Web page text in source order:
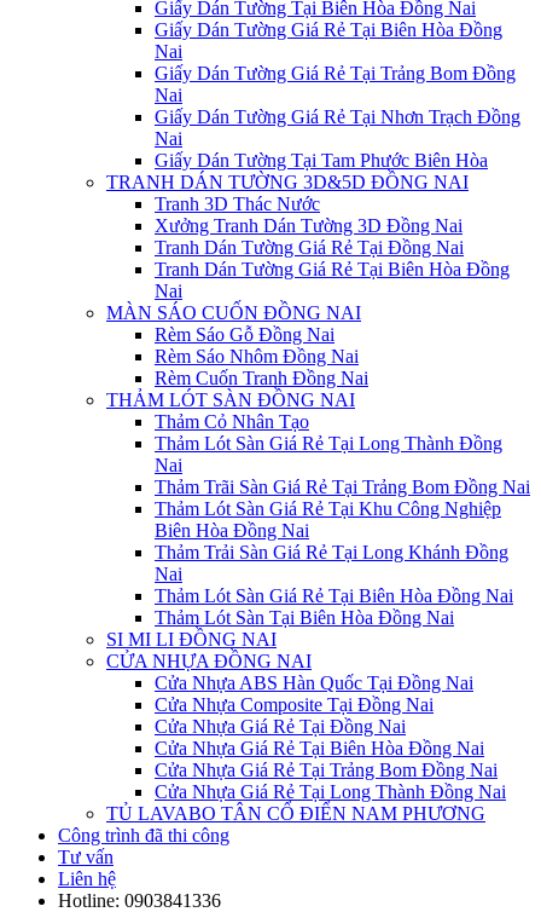
Giấy Dán Tường Tại Biên Hòa Đồng Nai
Giấy Dán Tường Giá Rẻ Tại Biên Hòa Đồng
Nai
Giấy Dán Tường Giá Rẻ Tại Trảng Bom Đồng
Nai
Giấy Dán Tường Giá Rẻ Tại Nhơn Trạch Đồng
Nai
Giấy Dán Tường Tại Tam Phước Biên Hòa
TRANH DÁN TƯỜNG 3D&5D ĐỒNG NAI
Tranh 3D Thác Nước
Xưởng Tranh Dán Tường 3D Đồng Nai
Tranh Dán Tường Giá Rẻ Tại Đồng Nai
Tranh Dán Tường Giá Rẻ Tại Biên Hòa Đồng
Nai
MÀN SÁO CUỐN ĐỒNG NAI
Rèm Sáo Gỗ Đồng Nai
Rèm Sáo Nhôm Đồng Nai
Rèm Cuốn Tranh Đồng Nai
THẢM LÓT SÀN ĐỒNG NAI
Thảm Cỏ Nhân Tạo
Thảm Lót Sàn Giá Rẻ Tại Long Thành Đồng
Nai
Thảm Trãi Sàn Giá Rẻ Tại Trảng Bom Đồng Nai
Thảm Lót Sàn Giá Rẻ Tại Khu Công Nghiệp
Biên Hòa Đồng Nai
Thảm Trải Sàn Giá Rẻ Tại Long Khánh Đồng
Nai
Thảm Lót Sàn Giá Rẻ Tại Biên Hòa Đồng Nai
Thảm Lót Sàn Tại Biên Hòa Đồng Nai
SI MI LI ĐỒNG NAI
CỬA NHỰA ĐỒNG NAI
Cửa Nhựa ABS Hàn Quốc Tại Đồng Nai
Cửa Nhựa Composite Tại Đồng Nai
Cửa Nhựa Giá Rẻ Tại Đồng Nai
Cửa Nhựa Giá Rẻ Tại Biên Hòa Đồng Nai
Cửa Nhựa Giá Rẻ Tại Trảng Bom Đồng Nai
Cửa Nhựa Giá Rẻ Tại Long Thành Đồng Nai
TỦ LAVABO TÂN CỔ ĐIỂN NAM PHƯƠNG
Công trình đã thi công
Tư vấn
Liên hệ
Hotline: 0903841336